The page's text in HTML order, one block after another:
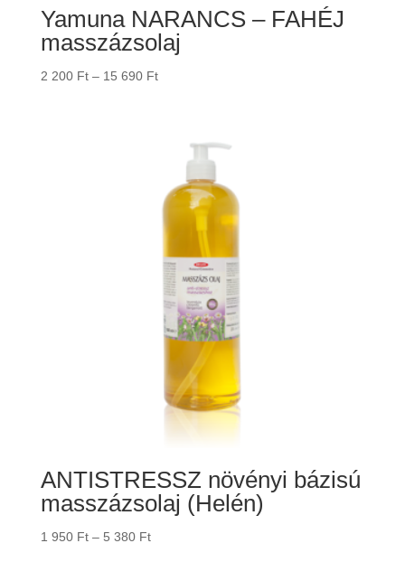
Yamuna NARANCS – FAHÉJ
masszázsolaj
2 200 Ft – 15 690 FtÁrtartomány:
690 Ft
ANTISTRESSZ növényi bázisú
masszázsolaj (Helén)
1 950 Ft – 5 380 FtÁrtartomány: